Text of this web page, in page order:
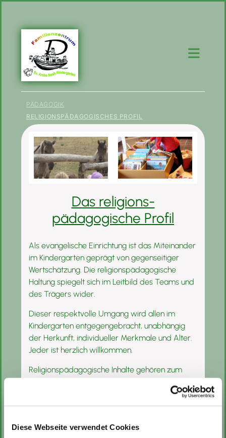
Diese Webseite verwendet Cookies
PÄDAGOGIK
RELIGIONSPÄDAGOGISCHES PROFIL
Das religions-
pädagogische Profil
Als evangelische Einrichtung ist das Miteinander
im Kindergarten geprägt von gegenseitiger
Wertschätzung. Die religionspädagogische
Haltung spiegelt sich im Leitbild des Teams und
des Trägers wider.
Dieser respektvolle Umgang wird allen im
Kindergarten entgegengebracht, unabhängig
der Herkunft, individueller Merkmale und Alter.
Jeder ist herzlich willkommen.
Religionspädagogische Inhalte gehören zum
Vermittlung eines positiven Selbstwertgefühls,
kindgerechte Gebete, aber auch
Stellenwert.